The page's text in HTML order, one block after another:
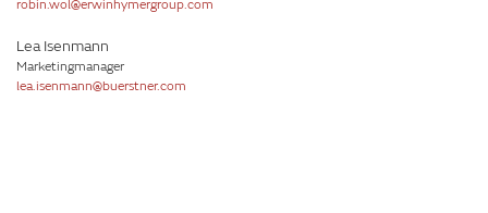
robin.wol@erwinhymergroup.com
Lea Isenmann
Marketingmanager
lea.isenmann@buerstner.com